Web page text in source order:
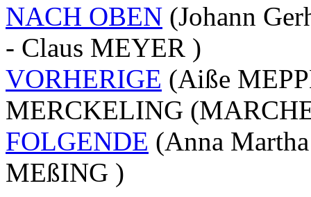
NACH OBEN (Johann
- Claus MEYER )
VORHERIGE (Aiße
MERCKELING
FOLGENDE (Anna
MEßING )